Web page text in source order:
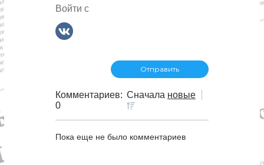
Войти с
Комментариев:
0
Сначала новые
Пока еще не было комментариев